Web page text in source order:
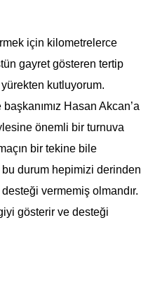
için kilometrelerce
gayret gösteren tertip
kutluyorum.
Hasan Akcan’a
önemli bir turnuva
bir tekine bile
durum hepimizi derinden
vermemiş olmandır.
gösterir ve desteği